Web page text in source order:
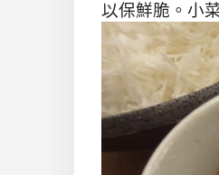
以保鮮脆。小